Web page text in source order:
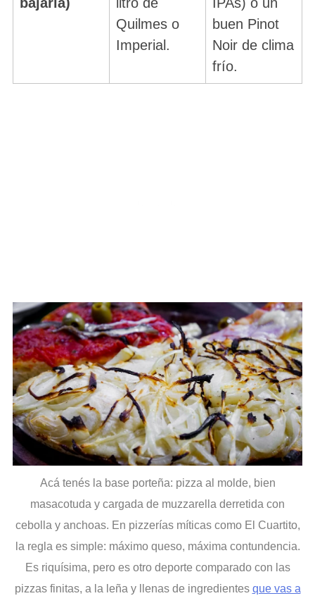
Quilmes o
Imperial.
buen Pinot
Noir de clima
frío.
Acá tenés la base porteña: pizza al molde, bien
masacotuda y cargada de muzzarella derretida con
cebolla y anchoas. En pizzerías míticas como El Cuartito,
la regla es simple: máximo queso, máxima contundencia.
Es riquísima, pero es otro deporte comparado con las
pizzas finitas, a la leña y llenas de ingredientes que vas a